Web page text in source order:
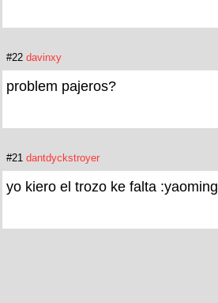
#22 davinxy
problem pajeros?
#21 dantdyckstroyer
yo kiero el trozo ke falta :yaoming